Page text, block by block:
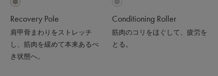
Recovery Pole
肩甲骨まわりをストレッチ
し、筋肉を緩めて本来あるべ
き状態へ。
Conditioning Roller
筋肉のコリをほぐして、疲労を
とる。